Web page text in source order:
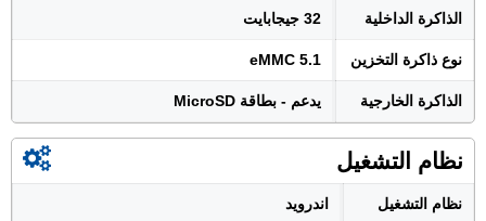
الذاكرة الداخلية 32 جيجابايت
نوع ذاكرة التخزين eMMC 5.1
الذاكرة الخارجية يدعم - بطاقة MicroSD
نظام التشغيل
نظام التشغيل اندرويد